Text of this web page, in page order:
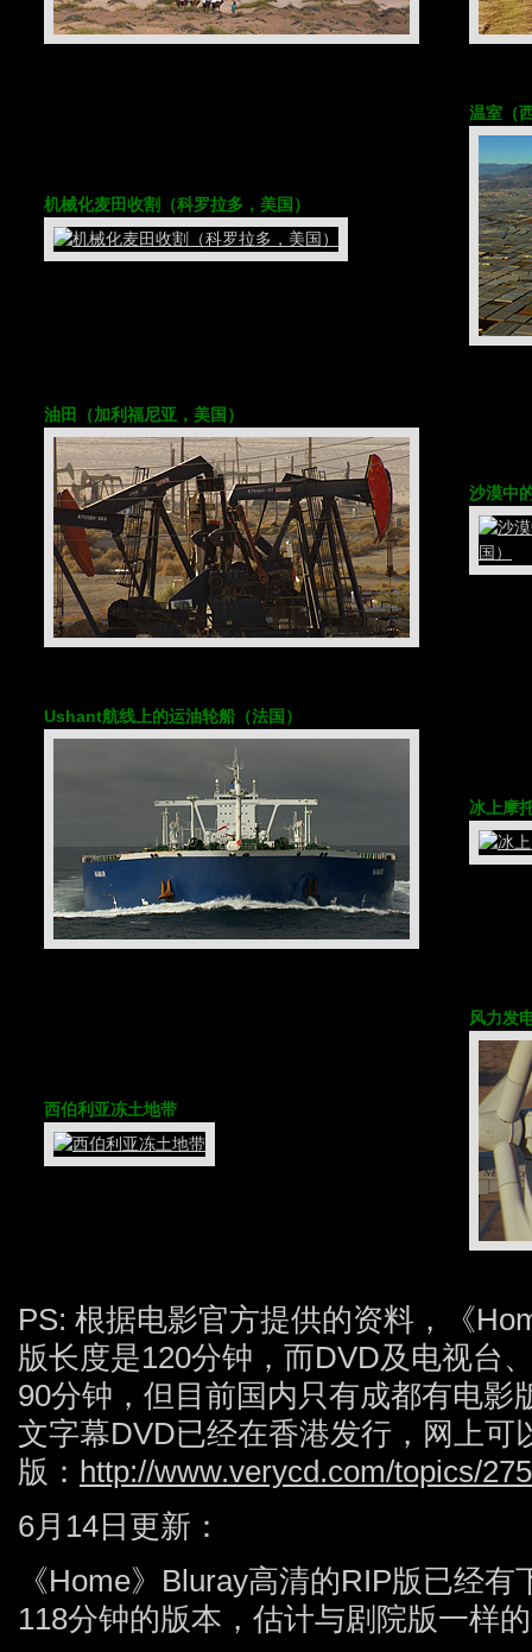
机械化麦田收割（科罗拉多，美国）
温室（
油田（加利福尼亚，美国）
沙漠中
Ushant航线上的运油轮船（法国）
冰上摩
西伯利亚冻土地带
风力发
PS: 根据电影官方提供的资料，《
版长度是120分钟，而DVD及电视台
90分钟，但目前国内只有成都有电影
文字幕DVD已经在香港发行，网上可
版： http://www.verycd.com/topics/
6月14日更新：
《Home》Bluray高清的RIP版已经
118分钟的版本，估计与剧院版一样